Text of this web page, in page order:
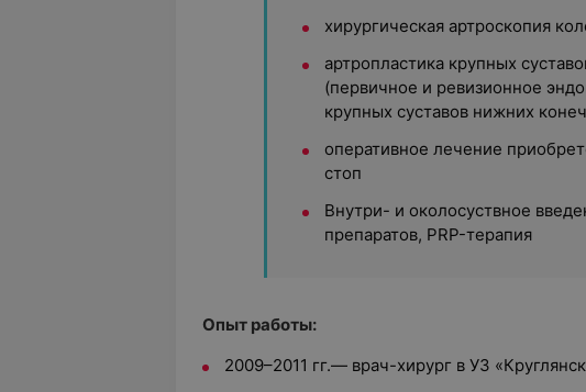
хирургическая артроскопия
артропластика крупных
(первичное и ревизионное
крупных суставов нижних
оперативное лечение
стоп
Внутри- и околосуствное
препаратов, PRP-терапия
Опыт работы:
2009–2011 гг.— врач-хирург в УЗ